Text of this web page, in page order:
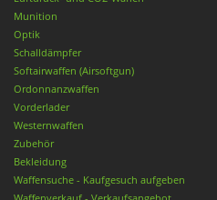
Munition
Optik
Schalldämpfer
Softairwaffen (Airsoftgun)
Ordonnanzwaffen
Vorderlader
Westernwaffen
Zubehör
Bekleidung
Waffensuche - Kaufgesuch aufgeben